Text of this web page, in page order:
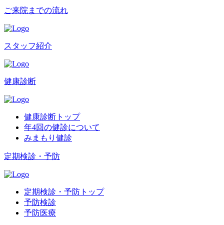
ご来院までの流れ
スタッフ紹介
健康診断
健康診断トップ
年4回の健診について
みまもり健診
定期検診・予防
定期検診・予防トップ
予防検診
予防医療